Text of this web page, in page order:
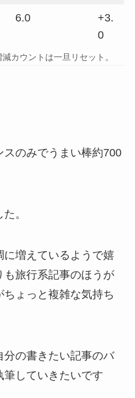
6.0
+3.
0
カウントは一旦リセット。
スのみでうまい棒約700
。
増えているようで嬉
も旅行系記事のほうが
ょっと複雑な気持ち
の書きたい記事のバ
筆していきたいです